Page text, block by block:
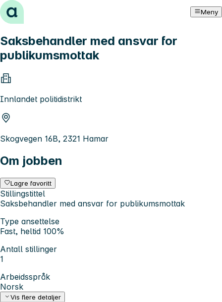
Hopp til innhold Meny
Saksbehandler med ansvar for
publikumsmottak
Innlandet politidistrikt
Skogvegen 16B, 2321 Hamar
Om jobben
Lagre favoritt
Stillingstittel
Saksbehandler med ansvar for publikumsmottak
Type ansettelse
Fast, heltid 100%
Antall stillinger
1
Arbeidsspråk
Norsk
Vis flere detaljer